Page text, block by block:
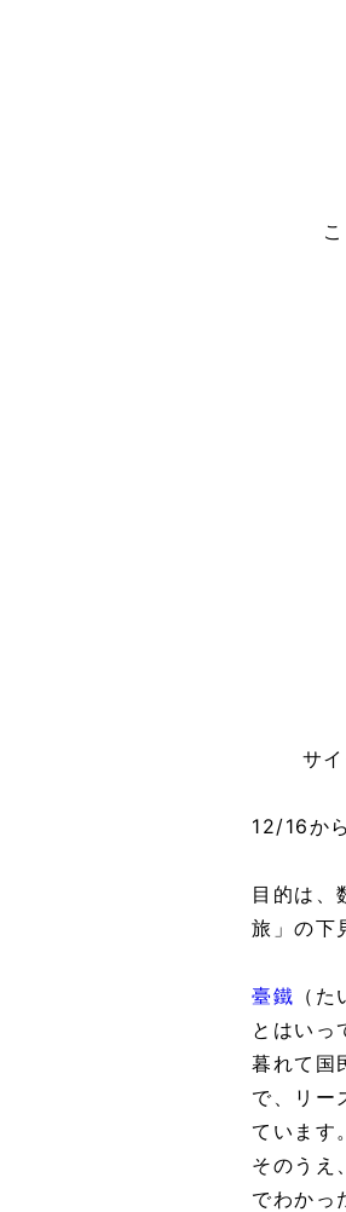
サ
12/16か
目的は、
旅」の下
臺鐵 （
とはいっ
暮れて国
で、リー
ています。
そのうえ
でわかっ